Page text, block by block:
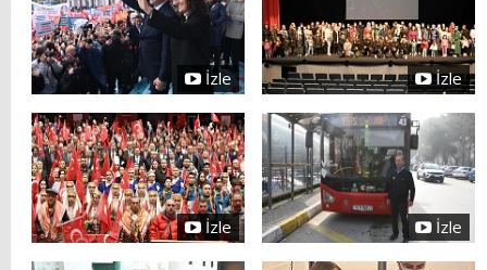
İzle İzle
İzle İzle